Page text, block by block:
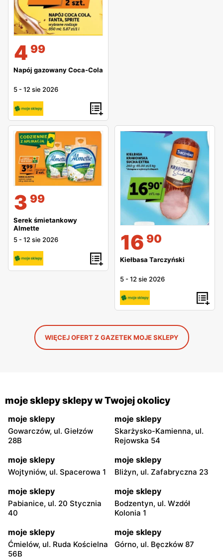
4 99
Napój gazowany Coca-Cola
5 -12 sie 2026
3 99
Serek śmietankowy
Almette
5 -12 sie 2026 16 90
Kiełbasa Tarczyński
5 -12 sie 2026
WIĘCEJ OFERT Z GAZETEK MOJE SKLEPY
moje sklepy sklepy w Twojej okolicy
moje sklepy
Gowarczów, ul. Giełzów
28B
moje sklepy
Skarżysko-Kamienna, ul.
Rejowska 54
moje sklepy
Wojtyniów, ul. Spacerowa 1
moje sklepy
Bliżyn, ul. Zafabryczna 23
moje sklepy
Pabianice, ul. 20 Stycznia
40
moje sklepy
Bodzentyn, ul. Wzdół
Kolonia 1
moje sklepy
Ćmielów, ul. Ruda Kościelna
56B
moje sklepy
Górno, ul. Bęczków 87